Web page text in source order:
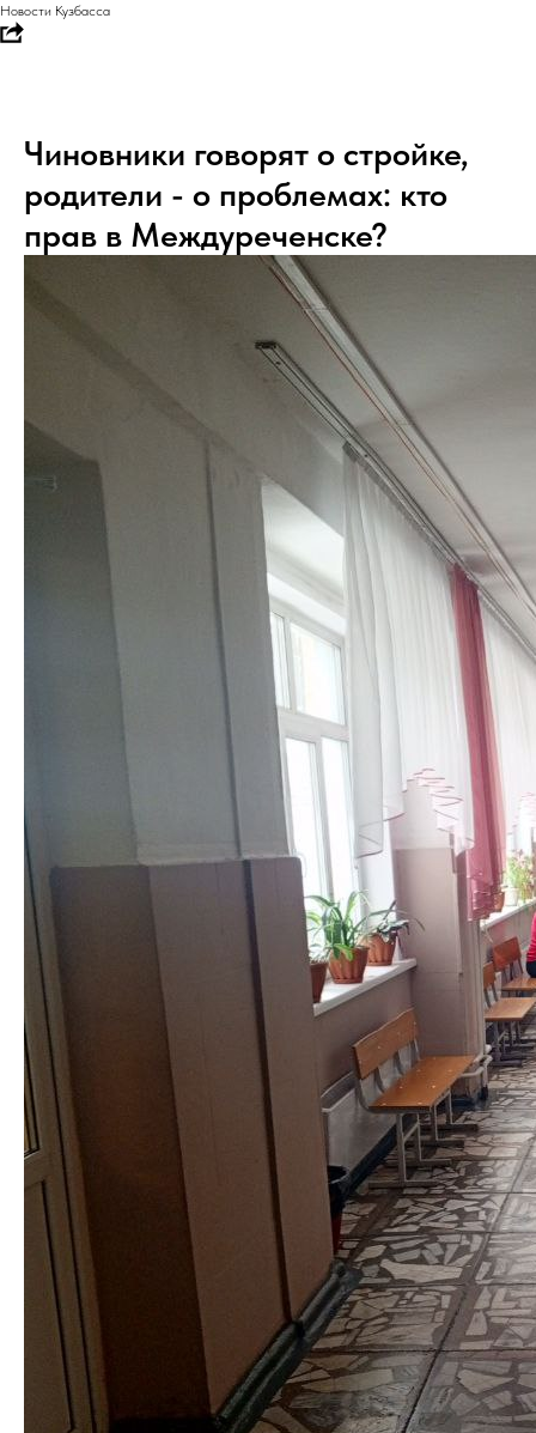
Новости Кузбасса
Чиновники говорят о стройке,
родители - о проблемах: кто
прав в Междуреченске?